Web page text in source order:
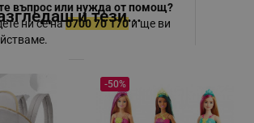
въпрос или нужда от помощ?
ни се на0700 70 170и ще ви
и тези...
-50%